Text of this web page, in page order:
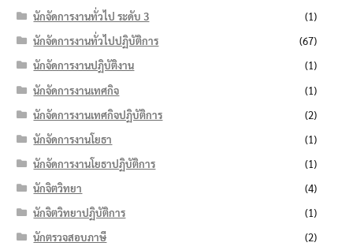
นักจัดการงานทั่วไป ระดับ 3
(1)
นักจัดการงานทั่วไปปฏิบัติการ
(67)
นักจัดการงานปฏิบัติงาน
(1)
นักจัดการงานเทศกิจ
(1)
นักจัดการงานเทศกิจปฏิบัติการ
(2)
นักจัดการงานโยธา
(1)
นักจัดการงานโยธาปฏิบัติการ
(1)
นักจิตวิทยา
(4)
นักจิตวิทยาปฏิบัติการ
(1)
นักตรวจสอบภาษี
(2)